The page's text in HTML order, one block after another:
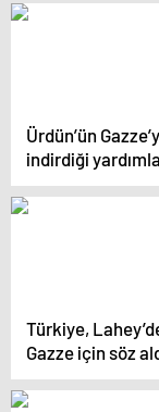
Pazartesi’ye
Ürdün’ün
indirdiği
denize düştü,
halkı sahile akın
Türkiye,
Gazze için söz
İsrail işgalci
durumunda,